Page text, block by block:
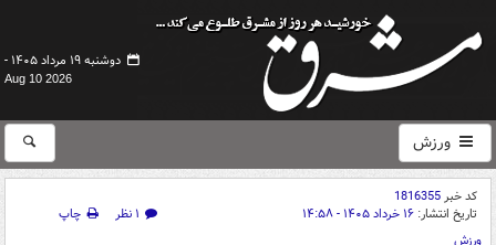
دوشنبه ۱۹ مرداد ۱۴۰۵ -
Aug 10 2026
ورزش
کد خبر1816355
تاریخ انتشار: ۱۶ خرداد ۱۴۰۵ - ۱۴:۵۸ ۱ نظر
چاپ
ورزش